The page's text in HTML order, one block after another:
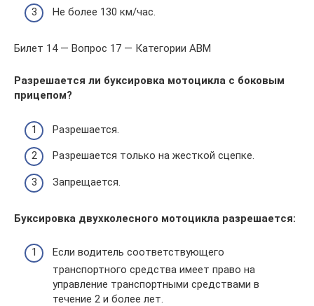
Не более 130 км/час.
Билет 14 — Вопрос 17 — Категории ABM
Разрешается ли буксировка мотоцикла с боковым
прицепом?
Разрешается.
Разрешается только на жесткой сцепке.
Запрещается.
Буксировка двухколесного мотоцикла разрешается:
Если водитель соответствующего
транспортного средства имеет право на
управление транспортными средствами в
течение 2 и более лет.